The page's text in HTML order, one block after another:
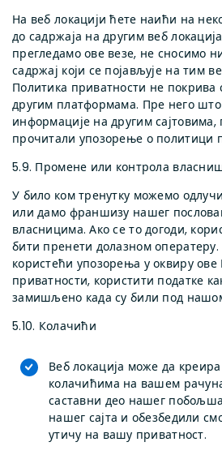
На веб локацији ћете наићи на
до садржаја на другим веб
прегледамо ове везе, не сносимо
садржај који се појављује на тим
Политика приватности не покрива
другим платформама. Пре него
информације на другим
прочитали упозорење о политици
5.9. Промене или контрола
У било ком тренутку можемо
или дамо франшизу нашег
власницима. Ако се то догоди,
бити пренети долазном
користећи упозорења у оквиру ове
приватности, користити податке
замишљено када су били под
5.10. Колачићи
Веб локација може да
колачићима на вашем
саставни део нашег
нашег сајта и обезбедили
утичу на вашу приватност.